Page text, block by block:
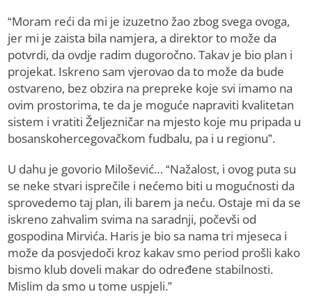
“Moram reći da mi je izuzetno žao zbog svega ovoga,
jer mi je zaista bila namjera, a direktor to može da
potvrdi, da ovdje radim dugoročno. Takav je bio plan i
projekat. Iskreno sam vjerovao da to može da bude
ostvareno, bez obzira na prepreke koje svi imamo na
ovim prostorima, te da je moguće napraviti kvalitetan
sistem i vratiti Željezničar na mjesto koje mu pripada u
bosanskohercegovačkom fudbalu, pa i u regionu”.
U dahu je govorio Milošević… “Nažalost, i ovog puta su
se neke stvari isprečile i nećemo biti u mogućnosti da
sprovedemo taj plan, ili barem ja neću. Ostaje mi da se
iskreno zahvalim svima na saradnji, počevši od
gospodina Mirvića. Haris je bio sa nama tri mjeseca i
može da posvjedoči kroz kakav smo period prošli kako
bismo klub doveli makar do određene stabilnosti.
Mislim da smo u tome uspjeli.”